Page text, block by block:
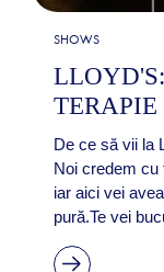
SHOWS
TERAPIE
De ce să vii la
Noi credem cu
iar aici vei
pură.Te vei